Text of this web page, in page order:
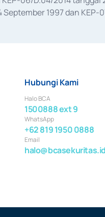
September 1997 dan
Hubungi Kami
Halo BCA
1500888 ext 9
WhatsApp
+62 819 1950 0888
Email
halo@bcasekuritas.id